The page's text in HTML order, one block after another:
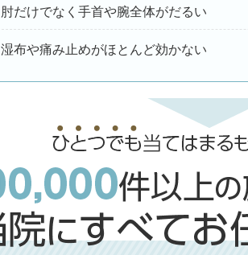
肘だけでなく手首や腕全体がだるい
湿布や痛み止めがほとんど効かない